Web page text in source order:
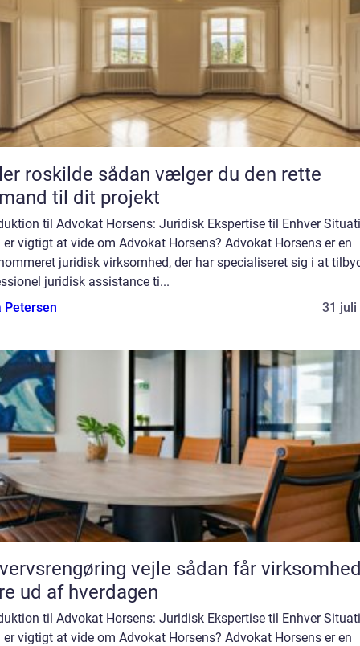
sådan vælger du den rette
til dit projekt
til Advokat Horsens: Juridisk Ekspertise til Enhver
er vigtigt at vide om Advokat Horsens? Advokat Horsens er en
juridisk virksomhed, der har specialiseret sig i at
juridisk assistance ti...
Petersen
31 juli
vejle sådan får virksomheder
ud af hverdagen
til Advokat Horsens: Juridisk Ekspertise til Enhver
er vigtigt at vide om Advokat Horsens? Advokat Horsens er en